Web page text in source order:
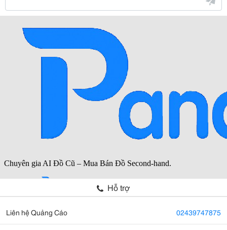
Hỗ trợ
Liên hệ Quảng Cáo 02439747875